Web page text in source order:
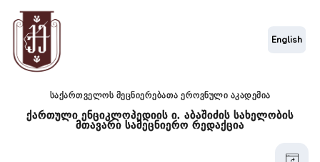
საქართველოს მეცნიერებათა ეროვნული აკადემია
ქართული ენციკლოპედიის ი. აბაშიძის სახელობის
მთავარი სამეცნიერო რედაქცია
English